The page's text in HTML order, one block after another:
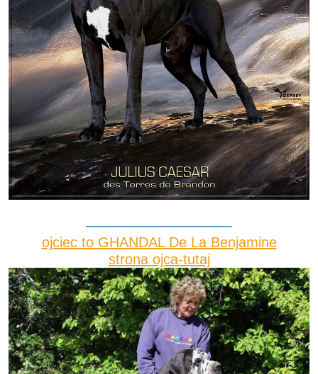
——————————-
ojciec to GHANDAL De La Benjamine
strona ojca-tutaj